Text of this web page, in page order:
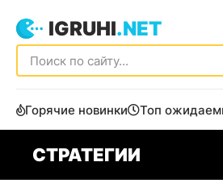
IGRUHI.NET
Горячие новинки Топ
СТРАТЕГИИ